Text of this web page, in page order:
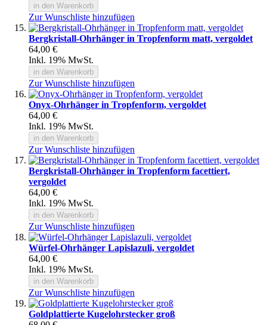
in den Warenkorb
Zur Wunschliste hinzufügen
Bergkristall-Ohrhänger in Tropfenform matt, vergoldet
64,00 €
Inkl. 19% MwSt.
in den Warenkorb
Zur Wunschliste hinzufügen
Onyx-Ohrhänger in Tropfenform, vergoldet
64,00 €
Inkl. 19% MwSt.
in den Warenkorb
Zur Wunschliste hinzufügen
Bergkristall-Ohrhänger in Tropfenform facettiert,
vergoldet
64,00 €
Inkl. 19% MwSt.
in den Warenkorb
Zur Wunschliste hinzufügen
Würfel-Ohrhänger Lapislazuli, vergoldet
64,00 €
Inkl. 19% MwSt.
in den Warenkorb
Zur Wunschliste hinzufügen
Goldplattierte Kugelohrstecker groß